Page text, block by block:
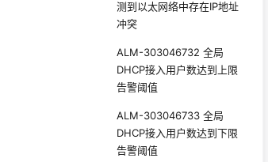
测到以太网络中存在IP地址
冲突
ALM-303046732 全局
DHCP接入用户数达到上限
告警阈值
ALM-303046733 全局
DHCP接入用户数达到下限
告警阈值